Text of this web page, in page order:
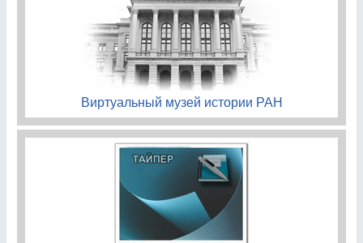
Виртуальный музей истории РАН